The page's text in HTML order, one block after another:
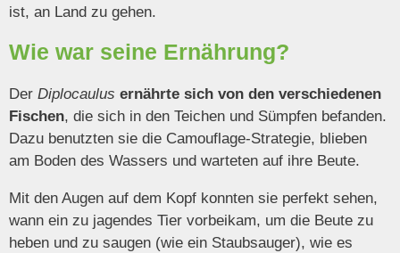
ist, an Land zu gehen.
Wie war seine Ernährung?
Der Diplocaulus ernährte sich von den verschiedenen
Fischen, die sich in den Teichen und Sümpfen befanden.
Dazu benutzten sie die Camouflage-Strategie, blieben
am Boden des Wassers und warteten auf ihre Beute.
Mit den Augen auf dem Kopf konnten sie perfekt sehen,
wann ein zu jagendes Tier vorbeikam, um die Beute zu
heben und zu saugen (wie ein Staubsauger), wie es